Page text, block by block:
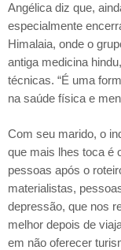
Angélica diz que,
especialmente
Himalaia, onde o
antiga medicina
técnicas. “É uma
na saúde física e
Com seu marido, o
que mais lhes toca é
pessoas após o
materialistas,
depressão, que nos
melhor depois de
em não oferecer